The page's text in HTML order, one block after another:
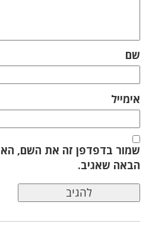
שם
אימייל
שמור בדפדפן זה את השם,
הבאה שאגיב.